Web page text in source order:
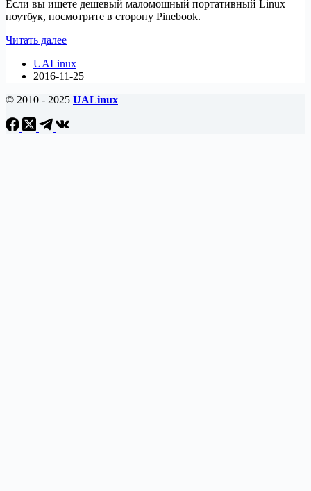
Если вы ищете дешевый маломощный портативный Linux
ноутбук, посмотрите в сторону Pinebook.
Читать далееPinebook
ноутбук
для
всего
89$
UALinux
2016-11-25
© 2010 - 2025 UALinux